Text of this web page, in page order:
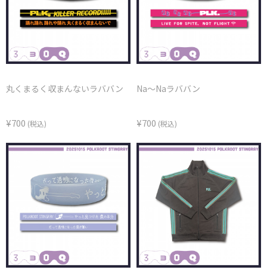
丸くまるく収まんないラババン
¥700 (税込)
Na～Naラババン
¥700 (税込)